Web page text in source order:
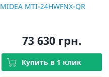
MIDEA MTI-24HWFNX-QR
73 630 грн.
Купить в 1 клик